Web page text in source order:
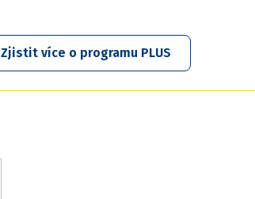
Zjistit více o programu PLUS